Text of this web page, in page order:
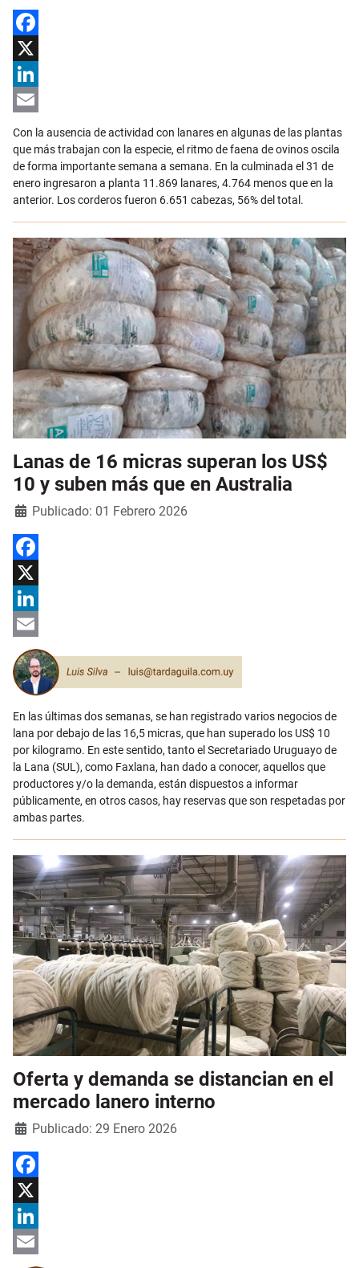
Facebook
X
LinkedIn
Email
Con la ausencia de actividad con lanares en algunas de las plantas
que más trabajan con la especie, el ritmo de faena de ovinos oscila
de forma importante semana a semana. En la culminada el 31 de
enero ingresaron a planta 11.869 lanares, 4.764 menos que en la
anterior. Los corderos fueron 6.651 cabezas, 56% del total.
Lanas de 16 micras superan los US$
10 y suben más que en Australia
Detalles
Publicado: 01 Febrero 2026
Facebook
X
LinkedIn
Email
En las últimas dos semanas, se han registrado varios negocios de
lana por debajo de las 16,5 micras, que han superado los US$ 10
por kilogramo. En este sentido, tanto el Secretariado Uruguayo de
la Lana (SUL), como Faxlana, han dado a conocer, aquellos que
productores y/o la demanda, están dispuestos a informar
públicamente, en otros casos, hay reservas que son respetadas por
ambas partes.
Oferta y demanda se distancian en el
mercado lanero interno
Detalles
Publicado: 29 Enero 2026
Facebook
X
LinkedIn